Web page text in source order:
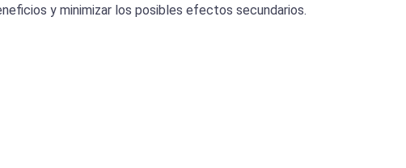
y minimizar los posibles efectos secundarios.